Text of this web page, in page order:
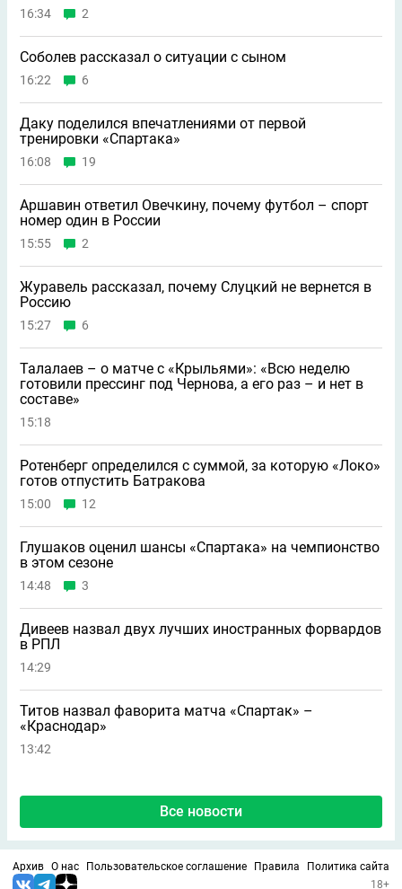
16:34 2
Соболев рассказал о ситуации с сыном
16:22 6
Даку поделился впечатлениями от первой
тренировки «Спартака»
16:08 19
Аршавин ответил Овечкину, почему футбол – спорт
номер один в России
15:55 2
Журавель рассказал, почему Слуцкий не вернется в
Россию
15:27 6
Талалаев – о матче с «Крыльями»: «Всю неделю
готовили прессинг под Чернова, а его раз – и нет в
составе»
15:18
Ротенберг определился с суммой, за которую «Локо»
готов отпустить Батракова
15:00 12
Глушаков оценил шансы «Спартака» на чемпионство
в этом сезоне
14:48 3
Дивеев назвал двух лучших иностранных форвардов
в РПЛ
14:29
Титов назвал фаворита матча «Спартак» –
«Краснодар»
13:42
Все новости
Архив О нас Пользовательское соглашение Правила
Политика сайта
18+